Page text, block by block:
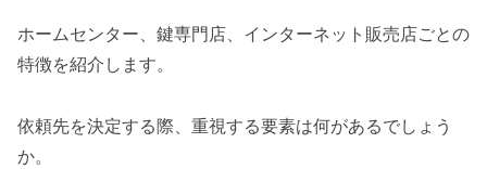
ホームセンター、鍵専門店、インターネット販売店ごとの
特徴を紹介します。
依頼先を決定する際、重視する要素は何があるでしょう
か。